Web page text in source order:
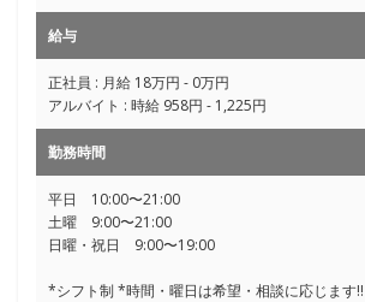
給与
正社員 : 月給 18万円 - 0万円
アルバイト : 時給 958円 - 1,225円
勤務時間
平日 10:00〜21:00
土曜 9:00〜21:00
日曜・祝日 9:00〜19:00
*シフト制 *時間・曜日は希望・相談に応じます!!